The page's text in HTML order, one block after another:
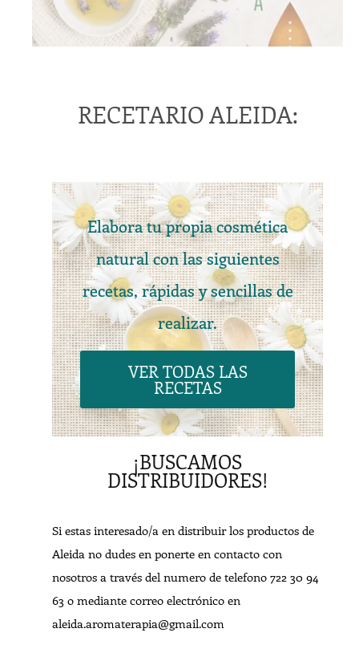
RECETARIO ALEIDA:
Elabora tu propia cosmética
natural con las siguientes
recetas, rápidas y sencillas de
realizar.
VER TODAS LAS
RECETAS
¡BUSCAMOS
DISTRIBUIDORES!
Si estas interesado/a en distribuir los productos de
Aleida no dudes en ponerte en contacto con
nosotros a través del numero de telefono 722 30 94
63 o mediante correo electrónico en
aleida.aromaterapia@gmail.com